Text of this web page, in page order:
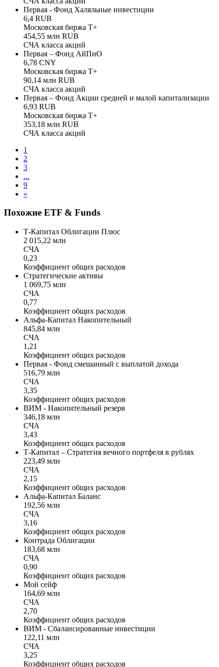
Первая - Фонд Халяльные инвестиции
6,4 RUB
Московская биржа Т+
454,55 млн RUB
СЧА класса акций
Первая – Фонд АйПиО
6,78 CNY
Московская биржа Т+
90,14 млн RUB
СЧА класса акций
Первая – Фонд Акции средней и малой капитализации
6,93 RUB
Московская биржа Т+
353,18 млн RUB
СЧА класса акций
1
2
3
...
9
»
Похожие ETF & Funds
Т-Капитал Облигации Плюс
2 015,22 млн
СЧА
0,23
Коэффициент общих расходов
Стратегические активы
1 069,75 млн
СЧА
0,77
Коэффициент общих расходов
Альфа-Капитал Накопительный
845,84 млн
СЧА
1,21
Коэффициент общих расходов
Первая - Фонд смешанный с выплатой дохода
516,79 млн
СЧА
3,35
Коэффициент общих расходов
ВИМ - Накопительный резерв
346,18 млн
СЧА
3,43
Коэффициент общих расходов
Т-Капитал – Стратегия вечного портфеля в рублях
223,49 млн
СЧА
2,15
Коэффициент общих расходов
Альфа-Капитал Баланс
192,56 млн
СЧА
3,16
Коэффициент общих расходов
Контрада Облигации
183,68 млн
СЧА
0,90
Коэффициент общих расходов
Мой сейф
164,69 млн
СЧА
2,70
Коэффициент общих расходов
ВИМ - Сбалансированные инвестиции
122,11 млн
СЧА
3,25
Коэффициент общих расходов